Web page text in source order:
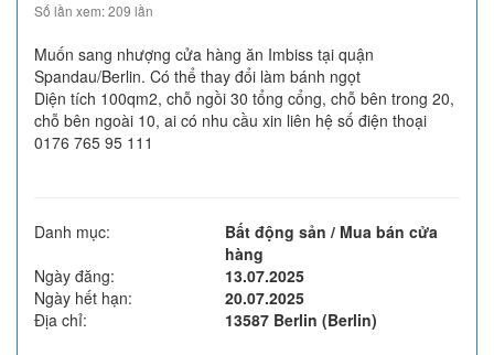
Số lần xem: 209 lần
Muốn sang nhượng cửa hàng ăn Imbiss tại quận
Spandau/Berlin. Có thể thay đổi làm bánh ngọt
Diện tích 100qm2, chỗ ngồi 30 tổng cổng, chỗ bên trong 20,
chỗ bên ngoài 10, ai có nhu cầu xin liên hệ số điện thoại
0176 765 95 111
Danh mục:
Bất động sản / Mua bán cửa
hàng
Ngày đăng:
13.07.2025
Ngày hết hạn:
20.07.2025
Địa chỉ:
13587 Berlin (Berlin)